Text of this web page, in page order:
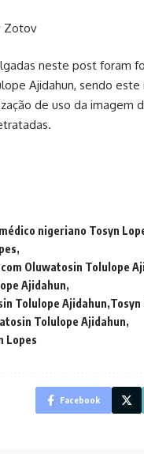
Zotov
neste post foram
Ajidahun, sendo este
de uso da imagem
médico nigeriano Tosyn
Oluwatosin Tolulope
Ajidahun
Tolulope Ajidahun Tosyn
Tolulope Ajidahun
Lopes
Facebook